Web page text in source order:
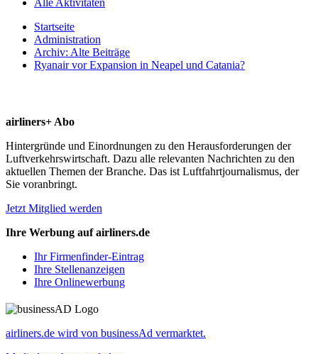
Startseite
Administration
Archiv: Alte Beiträge
Ryanair vor Expansion in Neapel und Catania?
airliners+ Abo
Hintergründe und Einordnungen zu den Herausforderungen der
Luftverkehrswirtschaft. Dazu alle relevanten Nachrichten zu den
aktuellen Themen der Branche. Das ist Luftfahrtjournalismus, der
Sie voranbringt.
Jetzt Mitglied werden
Ihre Werbung auf airliners.de
Ihr Firmenfinder-Eintrag
Ihre Stellenanzeigen
Ihre Onlinewerbung
airliners.de wird von businessAd vermarktet.